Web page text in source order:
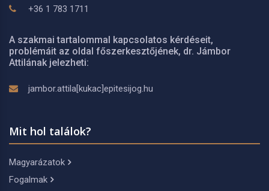
+36 1 783 1711
A szakmai tartalommal kapcsolatos kérdéseit,
problémáit az oldal főszerkesztőjének, dr. Jámbor
Attilának jelezheti:
jambor.attila[kukac]epitesijog.hu
Mit hol találok?
Magyarázatok
Fogalmak